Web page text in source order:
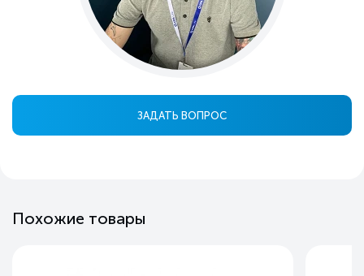
ЗАДАТЬ ВОПРОС
Похожие товары